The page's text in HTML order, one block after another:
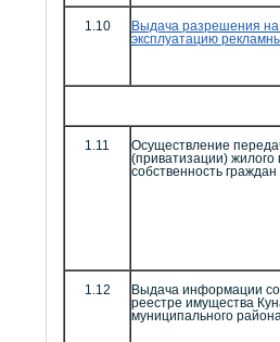
1.10
Выдача разрешения на
эксплуатацию
1.11
Осуществление
(приватизации)
собственность граждан
1.12
Выдача информации
реестре имущества
муниципального